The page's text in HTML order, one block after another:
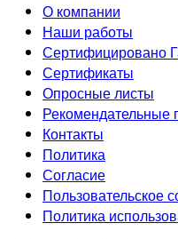
О компании
Наши работы
Сертифицировано
Сертификаты
Опросные листы
Рекомендательные
Контакты
Политика
Согласие
Пользовательское
Политика